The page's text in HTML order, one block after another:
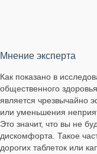
Мнение эксперта
Как показано в
общественного
является чрезвычайно
или уменьшения
Это значит, что вы не
дискомфорта. Такое
дорогих таблеток или